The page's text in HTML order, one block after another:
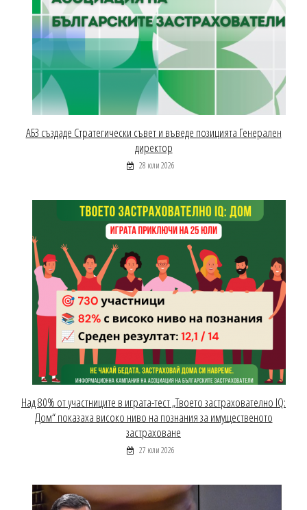
АБЗ създаде Стратегически съвет и въведе позицията Генерален
директор
28 юли 2026
Над 80% от участниците в играта-тест „Твоето застрахователно IQ:
Дом“ показаха високо ниво на познания за имущественото
застраховане
27 юли 2026